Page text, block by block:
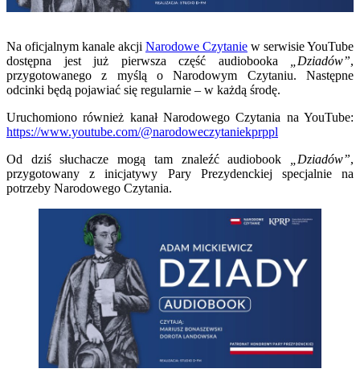
Na oficjalnym kanale akcji Narodowe Czytanie w serwisie YouTube
dostępna jest już pierwsza część audiobooka „Dziadów”,
przygotowanego z myślą o Narodowym Czytaniu. Następne
odcinki będą pojawiać się regularnie – w każdą środę.
Uruchomiono również kanał Narodowego Czytania na YouTube:
https://www.youtube.com/@narodoweczytaniekprppl
Od dziś słuchacze mogą tam znaleźć audiobook „Dziadów”,
przygotowany z inicjatywy Pary Prezydenckiej specjalnie na
potrzeby Narodowego Czytania.